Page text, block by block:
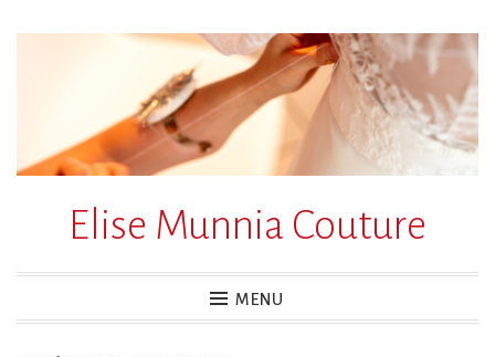
Elise Munnia Couture
MENU